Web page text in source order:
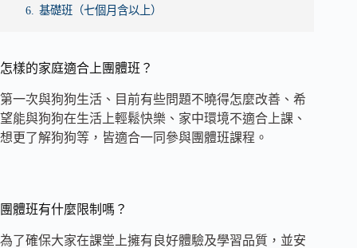
6. 基礎班（七個月含以上）
怎樣的家庭適合上團體班？
第一次與狗狗生活、目前有些問題不曉得怎麼改善、希
望能與狗狗在生活上輕鬆快樂、家中環境不適合上課、
想更了解狗狗等，皆適合一同參與團體班課程。
團體班有什麼限制嗎？
為了確保大家在課堂上擁有良好體驗及學習品質，並安